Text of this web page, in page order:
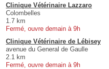
Clinique Vétérinaire Lazzaro
Colombelles
1.7 km
Fermé, ouvre demain à 9h
Clinique Vétérinaire de Lébisey
avenue du General de Gaulle
2.1 km
Fermé, ouvre demain à 9h